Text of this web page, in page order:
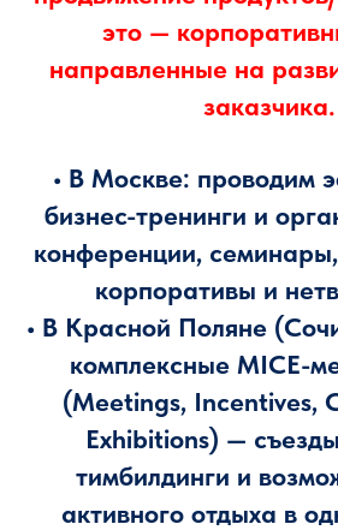
это —
направленные на
заказчика.
• В Москве: проводим
бизнес-тренинги и
конференции,
корпоративы и
• В Красной Поляне
комплексные MICE-
(Meetings, Incentives,
Exhibitions) —
тимбилдинги и
активного отдыха в